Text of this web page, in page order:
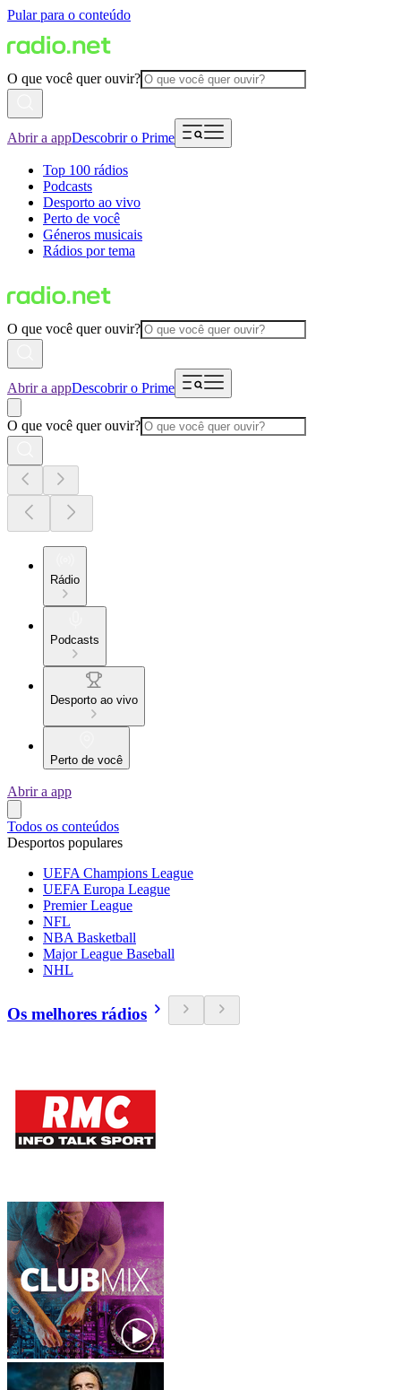
Pular para o conteúdo
O que você quer ouvir?
Abrir a appDescobrir o Prime
Top 100 rádios
Podcasts
Desporto ao vivo
Perto de você
Géneros musicais
Rádios por tema
O que você quer ouvir?
Abrir a appDescobrir o Prime
O que você quer ouvir?
Rádio
Podcasts
Desporto ao vivo
Perto de você
Abrir a app
Todos os conteúdos
Desportos populares
UEFA Champions League
UEFA Europa League
Premier League
NFL
NBA Basketball
Major League Baseball
NHL
Os melhores rádios